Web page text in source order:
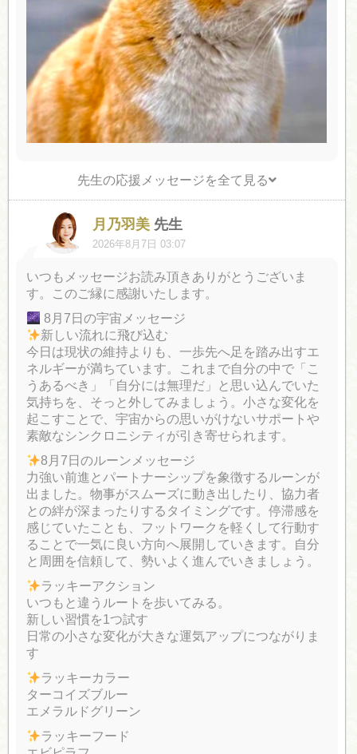
先生の応援メッセージを全て見る
月乃羽美 先生
2026年8月7日 03:07
いつもメッセージお読み頂きありがとうございま
す。このご縁に感謝いたします。
8月7日の宇宙メッセージ
新しい流れに飛び込む
今日は現状の維持よりも、一歩先へ足を踏み出すエ
ネルギーが満ちています。これまで自分の中で「こ
うあるべき」「自分には無理だ」と思い込んでいた
気持ちを、そっと外してみましょう。小さな変化を
起こすことで、宇宙からの思いがけないサポートや
素敵なシンクロニシティが引き寄せられます。
8月7日のルーンメッセージ
力強い前進とパートナーシップを象徴するルーンが
出ました。物事がスムーズに動き出したり、協力者
との絆が深まったりするタイミングです。停滞感を
感じていたことも、フットワークを軽くして行動す
ることで一気に良い方向へ展開していきます。自分
と周囲を信頼して、勢いよく進んでいきましょう。
ラッキーアクション
いつもと違うルートを歩いてみる。
新しい習慣を1つ試す
日常の小さな変化が大きな運気アップにつながりま
す
ラッキーカラー
ターコイズブルー
エメラルドグリーン
ラッキーフード